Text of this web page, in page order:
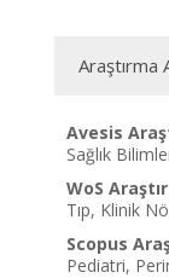
Araştırma
Avesis
Sağlık
WoS
Tıp, Klinik
Scopus
Pediatri,